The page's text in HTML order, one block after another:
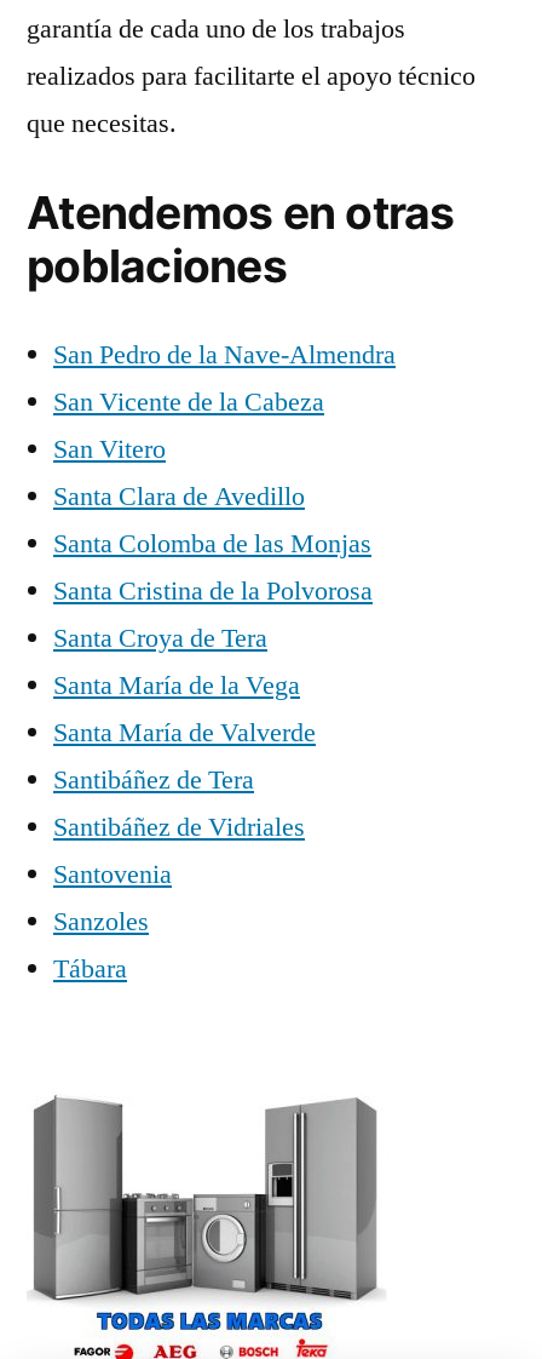
garantía de cada uno de los trabajos
realizados para facilitarte el apoyo técnico
que necesitas.
Atendemos en otras
poblaciones
San Pedro de la Nave-Almendra
San Vicente de la Cabeza
San Vitero
Santa Clara de Avedillo
Santa Colomba de las Monjas
Santa Cristina de la Polvorosa
Santa Croya de Tera
Santa María de la Vega
Santa María de Valverde
Santibáñez de Tera
Santibáñez de Vidriales
Santovenia
Sanzoles
Tábara